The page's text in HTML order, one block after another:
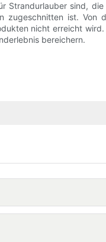
sind,
zugeschnitten ist. Von
nicht erreicht
bereichern.